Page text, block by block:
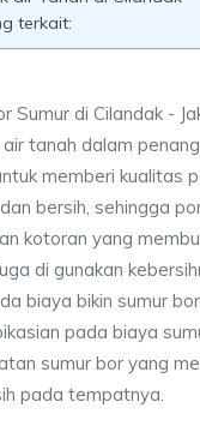
terkait:
Sumur di Cilandak -
tanah dalam
memberi kualitas
bersih, sehingga
kotoran yang
di gunakan
biaya bikin sumur
pada biaya
sumur bor yang
pada tempatnya.